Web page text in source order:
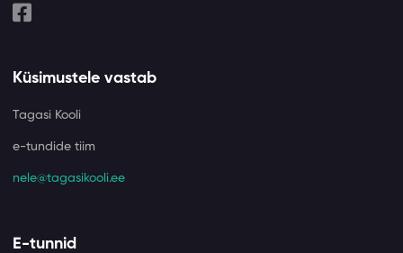
Küsimustele vastab
Tagasi Kooli
e-tundide tiim
nele@tagasikooli.ee
E-tunnid